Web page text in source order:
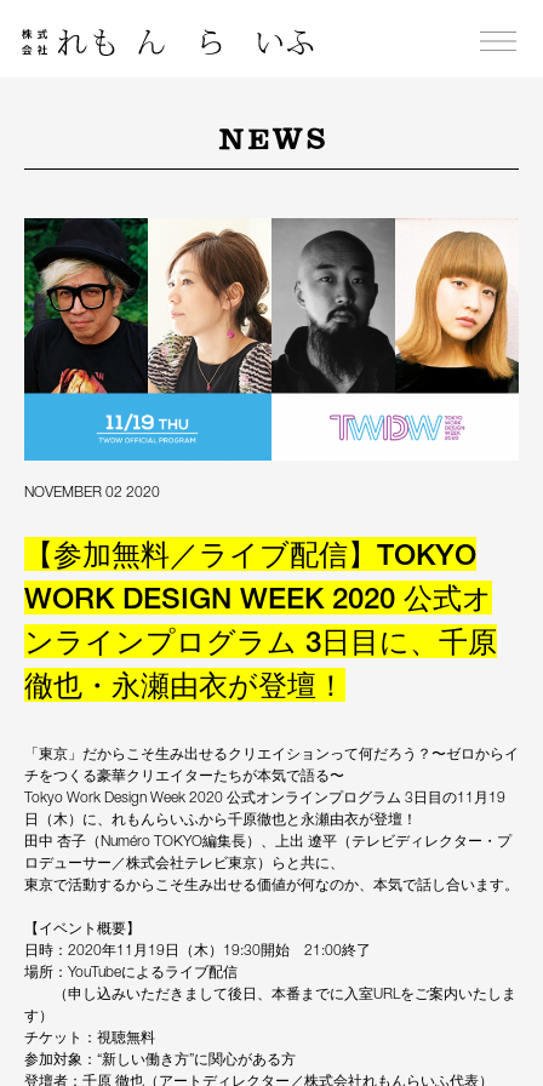
content
NEWS
NOVEMBER 02 2020
【参加無料／ライブ配信】TOKYO
WORK DESIGN WEEK 2020 公式オ
ンラインプログラム 3日目に、千原
徹也・永瀬由衣が登壇！
「東京」だからこそ生み出せるクリエイションって何だろう？〜ゼロからイ
チをつくる豪華クリエイターたちが本気で語る〜
Tokyo Work Design Week 2020 公式オンラインプログラム 3日目の11月19
日（木）に、れもんらいふから千原徹也と永瀬由衣が登壇！
田中 杏子（Numéro TOKYO編集長）、上出 遼平（テレビディレクター・プ
ロデューサー／株式会社テレビ東京）らと共に、
東京で活動するからこそ生み出せる価値が何なのか、本気で話し合います。
【イベント概要】
日時：2020年11月19日（木）19:30開始 21:00終了
場所：YouTubeによるライブ配信
（申し込みいただきまして後日、本番までに入室URLをご案内いたしま
す）
チケット：視聴無料
参加対象：“新しい働き方”に関心がある方
登壇者：千原 徹也（アートディレクター／株式会社れもんらいふ代表）